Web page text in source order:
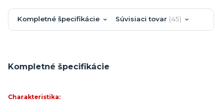
Kompletné špecifikácie Súvisiaci tovar 45
Kompletné špecifikácie
Charakteristika: